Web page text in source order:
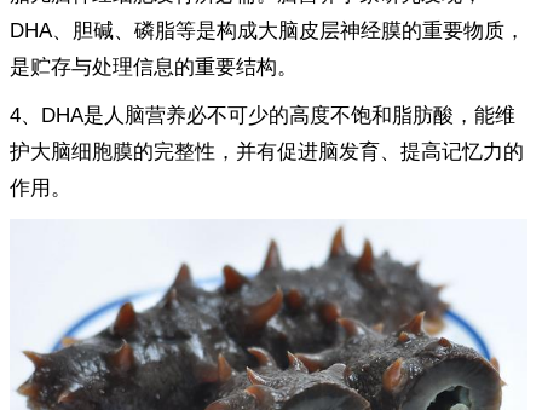
DHA、胆碱、磷脂等是构成大脑皮层神经膜的重要物质，
是贮存与处理信息的重要结构。
4、DHA是人脑营养必不可少的高度不饱和脂肪酸，能维
护大脑细胞膜的完整性，并有促进脑发育、提高记忆力的
作用。